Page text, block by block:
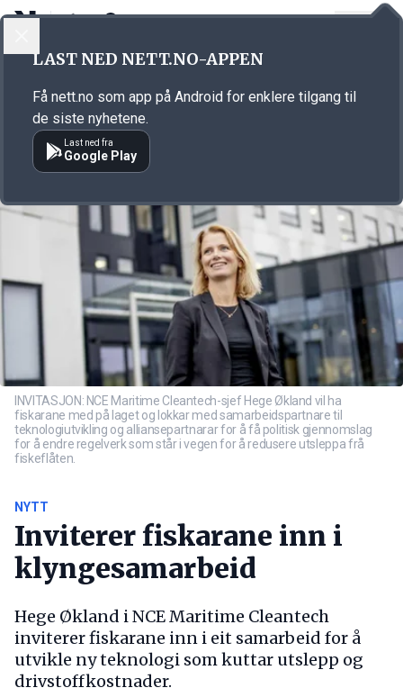
Annonsørinnhold
INVITASJON: NCE Maritime Cleantech-sjef Hege Økland vil ha
fiskarane med på laget og lokkar med samarbeidspartnare til
teknologiutvikling og alliansepartnarar for å få politisk gjennomslag
for å endre regelverk som står i vegen for å redusere utsleppa frå
fiskeflåten.
NYTT
Inviterer fiskarane inn i
klyngesamarbeid
Hege Økland i NCE Maritime Cleantech
inviterer fiskarane inn i eit samarbeid for å
utvikle ny teknologi som kuttar utslepp og
drivstoffkostnader.
LAST NED NETT.NO-APPEN
Få nett.no som app på Android for enklere tilgang til
de siste nyhetene.
Last ned fra
Google Play